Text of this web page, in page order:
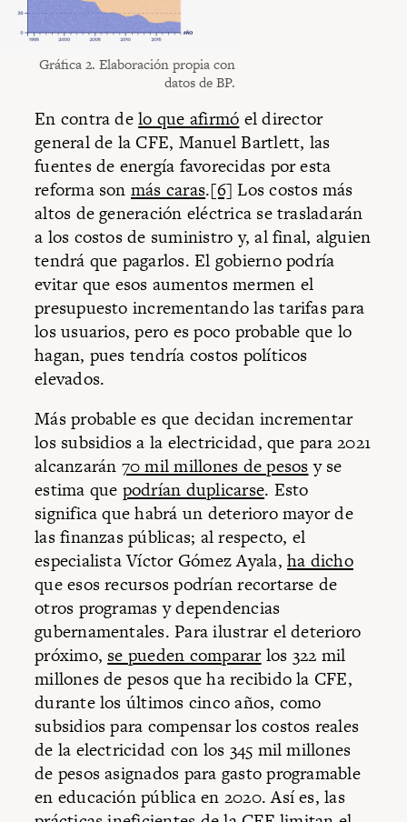
Gráfica 2. Elaboración propia con
datos de BP.
En contra delo que afirmó el director
general de la CFE, Manuel Bartlett, las
fuentes de energía favorecidas por esta
reforma son más caras.[6] Los costos más
altos de generación eléctrica se trasladarán
a los costos de suministro y, al final, alguien
tendrá que pagarlos. El gobierno podría
evitar que esos aumentos mermen el
presupuesto incrementando las tarifas para
los usuarios, pero es poco probable que lo
hagan, pues tendría costos políticos
elevados.
Más probable es que decidan incrementar
los subsidios a la electricidad, que para 2021
alcanzarán 70 mil millones de pesosy se
estima que podrían duplicarse. Esto
significa que habrá un deterioro mayor de
las finanzas públicas; al respecto, el
especialista Víctor Gómez Ayala,ha dicho
que esos recursos podrían recortarse de
otros programas y dependencias
gubernamentales. Para ilustrar el deterioro
próximo, se pueden compararlos 322 mil
millones de pesos que ha recibido la CFE,
durante los últimos cinco años, como
subsidios para compensar los costos reales
de la electricidad con los 345 mil millones
de pesos asignados para gasto programable
en educación pública en 2020. Así es, las